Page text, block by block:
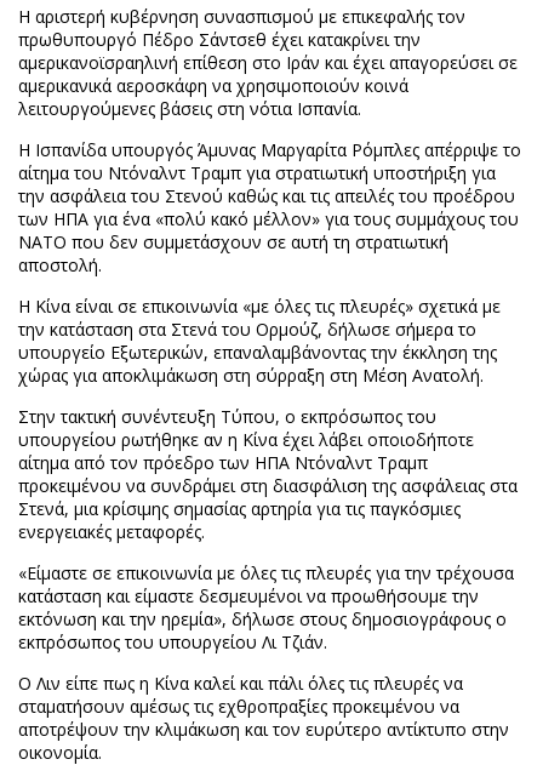
Η αριστερή κυβέρνηση συνασπισμού με επικεφαλής τον
πρωθυπουργό Πέδρο Σάντσεθ έχει κατακρίνει την
αμερικανοϊσραηλινή επίθεση στο Ιράν και έχει απαγορεύσει σε
αμερικανικά αεροσκάφη να χρησιμοποιούν κοινά
λειτουργούμενες βάσεις στη νότια Ισπανία.
Η Ισπανίδα υπουργός Άμυνας Μαργαρίτα Ρόμπλες απέρριψε το
αίτημα του Ντόναλντ Τραμπ για στρατιωτική υποστήριξη για
την ασφάλεια του Στενού καθώς και τις απειλές του προέδρου
των ΗΠΑ για ένα «πολύ κακό μέλλον» για τους συμμάχους του
ΝΑΤΟ που δεν συμμετάσχουν σε αυτή τη στρατιωτική
αποστολή.
H Κίνα είναι σε επικοινωνία «με όλες τις πλευρές» σχετικά με
την κατάσταση στα Στενά του Ορμούζ, δήλωσε σήμερα το
υπουργείο Εξωτερικών, επαναλαμβάνοντας την έκκληση της
χώρας για αποκλιμάκωση στη σύρραξη στη Μέση Ανατολή.
Στην τακτική συνέντευξη Τύπου, ο εκπρόσωπος του
υπουργείου ρωτήθηκε αν η Κίνα έχει λάβει οποιοδήποτε
αίτημα από τον πρόεδρο των ΗΠΑ Ντόναλντ Τραμπ
προκειμένου να συνδράμει στη διασφάλιση της ασφάλειας στα
Στενά, μια κρίσιμης σημασίας αρτηρία για τις παγκόσμιες
ενεργειακές μεταφορές.
«Είμαστε σε επικοινωνία με όλες τις πλευρές για την τρέχουσα
κατάσταση και είμαστε δεσμευμένοι να προωθήσουμε την
εκτόνωση και την ηρεμία», δήλωσε στους δημοσιογράφους ο
εκπρόσωπος του υπουργείου Λι Τζιάν.
Ο Λιν είπε πως η Κίνα καλεί και πάλι όλες τις πλευρές να
σταματήσουν αμέσως τις εχθροπραξίες προκειμένου να
αποτρέψουν την κλιμάκωση και τον ευρύτερο αντίκτυπο στην
οικονομία.